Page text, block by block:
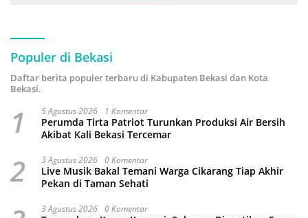
Populer di Bekasi
Daftar berita populer terbaru di Kabupaten Bekasi dan Kota
Bekasi.
1 5 Agustus 2026 1 Komentar
Perumda Tirta Patriot Turunkan Produksi Air Bersih
Akibat Kali Bekasi Tercemar
2 3 Agustus 2026 0 Komentar
Live Musik Bakal Temani Warga Cikarang Tiap Akhir
Pekan di Taman Sehati
3 Agustus 2026 0 Komentar